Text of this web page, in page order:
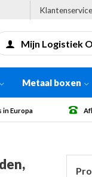
Klantenservice
Mijn Logistiek
Metaal boxen
in Europa